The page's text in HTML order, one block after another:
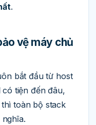
.
vệ máy chủ
bắt đầu từ host
có tiện đến đâu,
toàn bộ stack